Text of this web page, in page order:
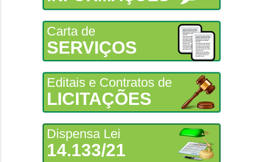
Carta de
SERVIÇOS
Editais e Contratos de
LICITAÇÕES
Dispensa Lei
14.133/21